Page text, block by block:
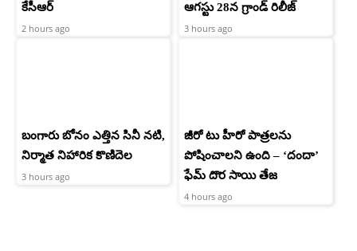
కేసీఆర్
2 hours ago
ఆగస్టు 28న గ్రాండ్ రిలీజ్
3 hours ago
బంగారు బోనం ఎత్తిన సినీ నటి,
నిర్మాత నిహారిక కొణిదెల
3 hours ago
జీరో టు హీరో పాత్రలను
పోషించాలని ఉంది – ‘దందా’
ఫేమ్ దొర సాయి తేజ
4 hours ago